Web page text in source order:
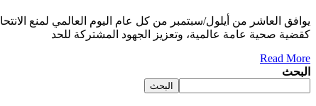
كقضية صحية عامة عالمية، وتعزيز الجهود المشتركة للحد
Read More
البحث
البحث